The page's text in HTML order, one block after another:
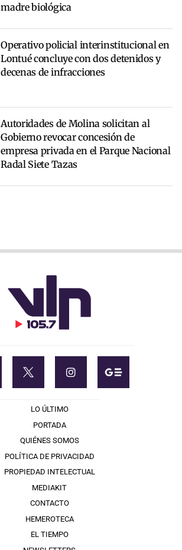
madre biológica
Operativo policial interinstitucional en
Lontué concluye con dos detenidos y
decenas de infracciones
Autoridades de Molina solicitan al
Gobierno revocar concesión de
empresa privada en el Parque Nacional
Radal Siete Tazas
LO ÚLTIMO
PORTADA
QUIÉNES SOMOS
POLÍTICA DE PRIVACIDAD
PROPIEDAD INTELECTUAL
MEDIAKIT
CONTACTO
HEMEROTECA
EL TIEMPO